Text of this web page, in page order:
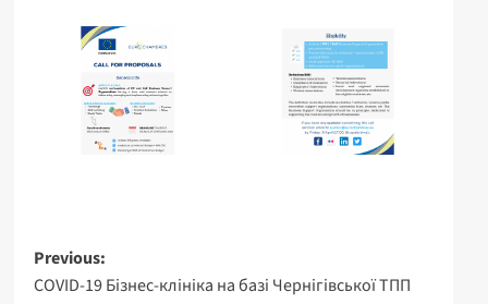
Post
Previous:
COVID-19 Бізнес-клініка на базі Чернігівської ТПП